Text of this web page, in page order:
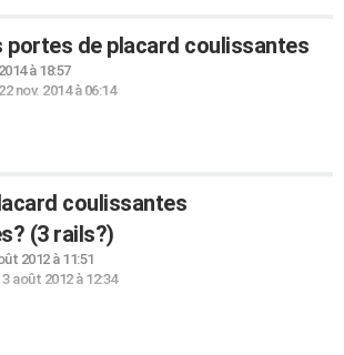
portes de placard coulissantes
à 18:57
22 nov. 2014 à 06:14
coulissantes
(3 rails?)
2012 à 11:51
3 août 2012 à 12:34